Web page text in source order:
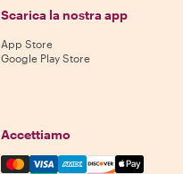
Scarica la nostra app
App Store
Google Play Store
Accettiamo
Mastercard, Visa, Amex,